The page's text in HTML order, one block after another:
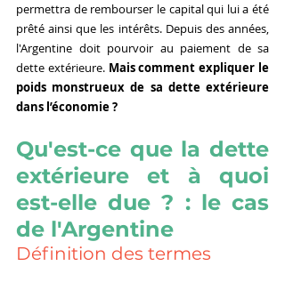
permettra de rembourser le capital qui lui a été
prêté ainsi que les intérêts. Depuis des années,
l'Argentine doit pourvoir au paiement de sa
dette extérieure. Mais comment expliquer le
poids monstrueux de sa dette extérieure
dans l’économie ?
Qu'est-ce que la dette
extérieure et à quoi
est-elle due ? : le cas
de l'Argentine
Définition des termes